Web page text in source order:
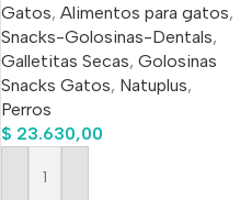
Gatos, Alimentos para gatos,
Snacks-Golosinas-Dentals,
Galletitas Secas, Golosinas
Snacks Gatos, Natuplus,
Perros
$ 23.630,00
Añadir Al Carrito